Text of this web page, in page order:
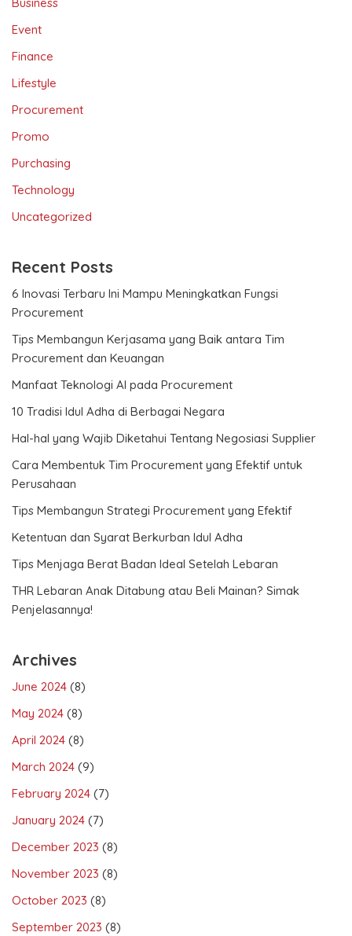
Event
Finance
Lifestyle
Procurement
Promo
Purchasing
Technology
Uncategorized
Recent Posts
6 Inovasi Terbaru Ini Mampu Meningkatkan Fungsi
Procurement
Tips Membangun Kerjasama yang Baik antara Tim
Procurement dan Keuangan
Manfaat Teknologi AI pada Procurement
10 Tradisi Idul Adha di Berbagai Negara
Hal-hal yang Wajib Diketahui Tentang Negosiasi Supplier
Cara Membentuk Tim Procurement yang Efektif untuk
Perusahaan
Tips Membangun Strategi Procurement yang Efektif
Ketentuan dan Syarat Berkurban Idul Adha
Tips Menjaga Berat Badan Ideal Setelah Lebaran
THR Lebaran Anak Ditabung atau Beli Mainan? Simak
Penjelasannya!
Archives
June 2024 (8)
May 2024 (8)
April 2024 (8)
March 2024 (9)
February 2024 (7)
January 2024 (7)
December 2023 (8)
November 2023 (8)
October 2023 (8)
September 2023 (8)